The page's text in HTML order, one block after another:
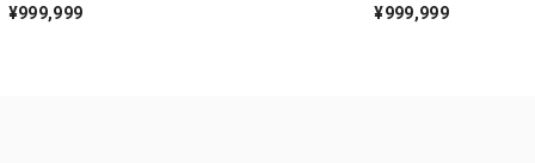
¥999,999
¥999,999